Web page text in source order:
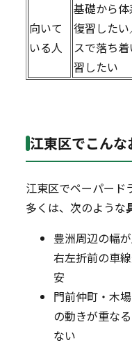
向いて
いる人
基礎から
復習したい
スで落ち
習したい
江東区でこんな
江東区でペーパード
多くは、次のような
豊洲周辺の幅
右左折前の車
安
門前仲町・木
の動きが重な
ない